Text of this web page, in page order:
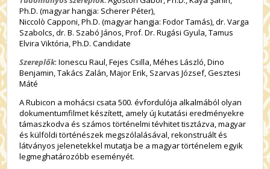
Ph.D. (magyar hangja: Scherer Péter),
Niccolò Capponi, Ph.D. (magyar hangja: Fodor Tamás), dr. Varga
Szabolcs, dr. B. Szabó János, Prof. Dr. Rugási Gyula, Tamus
Elvira Viktória, Ph.D. Candidate
Szereplők: Ionescu Raul, Fejes Csilla, Méhes László, Dino
Benjamin, Takács Zalán, Major Erik, Szarvas József, Gesztesi
Máté
A Rubicon a mohácsi csata 500. évfordulója alkalmából olyan
dokumentumfilmet készített, amely új kutatási eredményekre
támaszkodva és számos történelmi tévhitet tisztázva, magyar
és külföldi történészek megszólalásával, rekonstruált és
látványos jelenetekkel mutatja be a magyar történelem egyik
legmeghatározóbb eseményét.